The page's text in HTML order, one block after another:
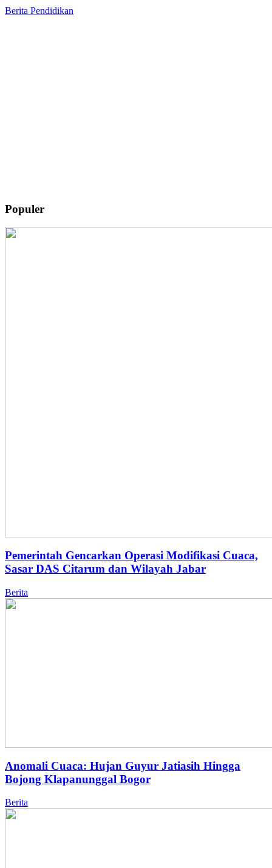
Berita Pendidikan
Populer
Pemerintah Gencarkan Operasi Modifikasi Cuaca,
Sasar DAS Citarum dan Wilayah Jabar
Berita
Anomali Cuaca: Hujan Guyur Jatiasih Hingga
Bojong Klapanunggal Bogor
Berita